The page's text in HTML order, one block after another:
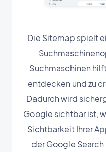
Die Sitemap spielt
Suchmaschinen
entdecken und zu
Dadurch wird
Google sichtbar ist,
Sichtbarkeit Ihrer
der Google